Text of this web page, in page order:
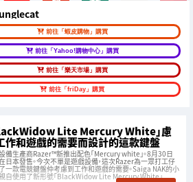
前往「蝦皮購物」購買
前往「Yahoo!購物中心」購買
前往「樂天市場」購買
前往「friDay」購買
Lite Mercury White」慮
作和遊戲的需要而設計的這款鍵盤
備生產商Razer™新推出配色「Mercury white」。8月30日
日本發售。今次不單是遊戲設備，這次Razer為一眾打工仔
一款電競鍵盤仲考慮到工作和遊戲的需要。Saiga NAK的小
自使用了新形號「BlackWidow Lite Mercury White」